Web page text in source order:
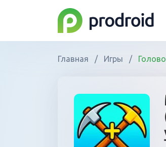
Главная / Игры /